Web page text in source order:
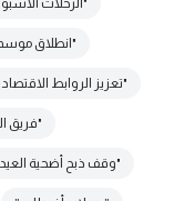
"الرحلات
"انطلاق موسم
"تعزيز الروابط
"فريق
"وقف ذبح أضحية العيد